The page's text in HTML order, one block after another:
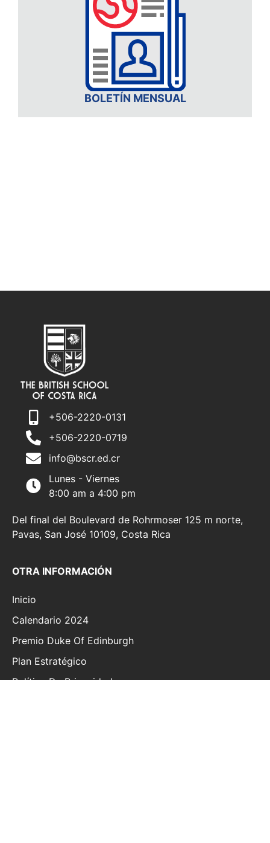
BOLETÍN MENSUAL
+506-2220-0131
+506-2220-0719
info@bscr.ed.cr
Lunes - Viernes
8:00 am a 4:00 pm
Del final del Boulevard de Rohrmoser 125 m norte,
Pavas, San José 10109, Costa Rica
OTRA INFORMACIÓN
Inicio
Calendario 2024
Premio Duke Of Edinburgh
Plan Estratégico
Política De Privacidad